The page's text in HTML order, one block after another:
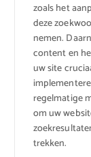
zoals het
deze
nemen.
content en
uw site
regelmatige
om uw
trekken.